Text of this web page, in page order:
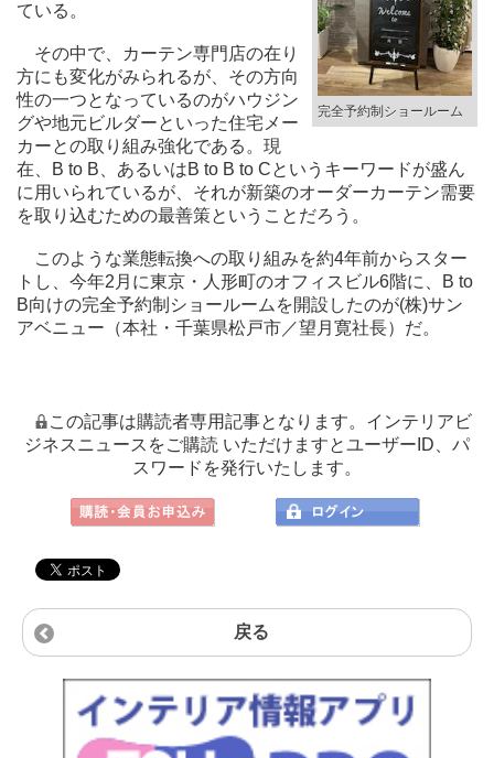
完全予約制ショールーム
ている。
その中で、カーテン専門店の在り
方にも変化がみられるが、その方向
性の一つとなっているのがハウジン
グや地元ビルダーといった住宅メー
カーとの取り組み強化である。現
在、B to B、あるいはB to B to Cというキーワードが盛ん
に用いられているが、それが新築のオーダーカーテン需要
を取り込むための最善策ということだろう。
このような業態転換への取り組みを約4年前からスター
トし、今年2月に東京・人形町のオフィスビル6階に、B to
B向けの完全予約制ショールームを開設したのが(株)サン
アベニュー（本社・千葉県松戸市／望月寛社長）だ。
この記事は購読者専用記事となります。インテリアビ
ジネスニュースをご購読 いただけますとユーザーID、パ
スワードを発行いたします。
戻る